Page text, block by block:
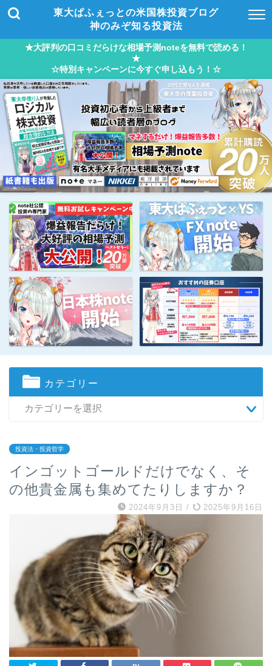
東大ぱふぇっとの米国株投資ブログ
神のみぞ知る投資法
★大評判の口コミだらけな相場予測noteを無料で読める！
★
☆特別キャンペーンに今すぐ申し込もう！☆
カテゴリー
投資法・投資哲学
インゴットゴールドだけでなく、そ
の他貴金属も集めてたりしますか？
2024年9月3日 / 2025年9月16日